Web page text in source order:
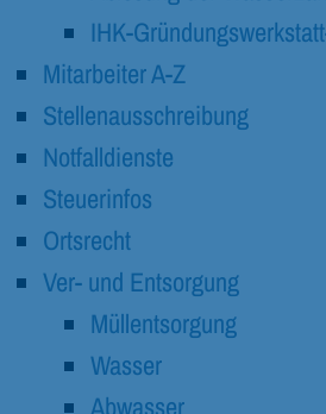
IHK-
Mitarbeiter A-Z
Stellenausschreibung
Notfalldienste
Steuerinfos
Ortsrecht
Ver- und Entsorgung
Müllentsorgung
Wasser
Abwasser